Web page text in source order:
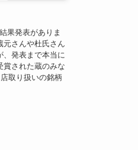
果発表がありま
元さんや杜氏さん
、発表まで本当に
賞された蔵のみな
取り扱いの銘柄